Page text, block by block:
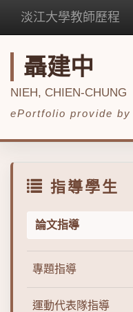
淡江大學教師歷程
聶建中
NIEH, CHIEN-CHUNG
ePortfolio provide by
指導學生
論文指導
專題指導
運動代表隊指導